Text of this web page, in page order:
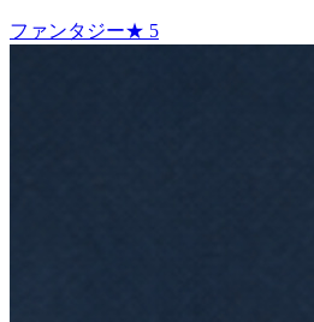
ファンタジー★ 5